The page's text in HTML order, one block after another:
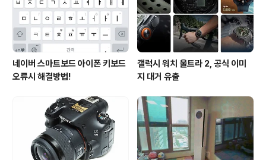
네이버 스마트보드 아이폰 키보드
오류시 해결방법!
갤럭시 워치 울트라 2, 공식 이미
지 대거 유출